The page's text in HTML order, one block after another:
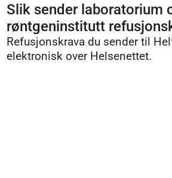
Slik sender laboratorium
røntgeninstitutt
Refusjonskrava du sender til
elektronisk over Helsenettet.